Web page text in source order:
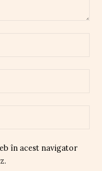
în acest navigator